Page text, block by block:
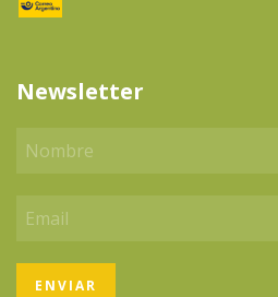
Newsletter